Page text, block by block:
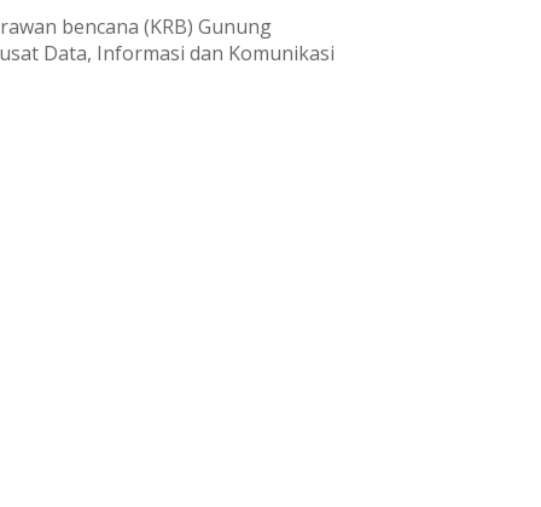
bencana (KRB) Gunung
Data, Informasi dan Komunikasi